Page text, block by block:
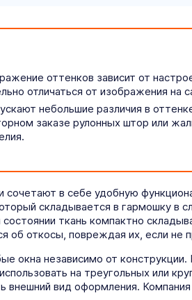
оттенков зависит от
отличаться от изображения на
небольшие различия в
заказе рулонных штор или
в себе удобную
складывается в гармошку в
ткань компактно
об откосы, повреждая их, если не
независимо от
на треугольных или
внешний вид оформления.